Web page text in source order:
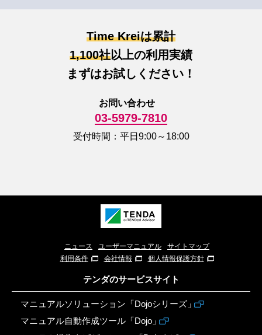
Time Kreiは累計
1,100社以上の利用実績
まずはお試しください！
お問い合わせ
03-5979-7810
受付時間：平日9:00～18:00
ニュース ユーザーマニュアル
サイトマップ
利用条件
会社情報 個人情報保護方針
テンダのサービスサイト
マニュアルソリューション「Dojoシリーズ」
マニュアル自動作成ツール「Dojo」